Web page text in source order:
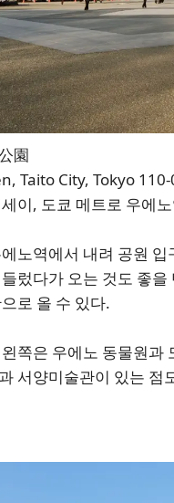
園
Taito City, Tokyo
세이, 도쿄 메트로 우에
노역에서 내려 공원
렀다가 오는 것도 좋
로 올 수 있다.
쪽은 우에노 동물원과
서양미술관이 있는 점